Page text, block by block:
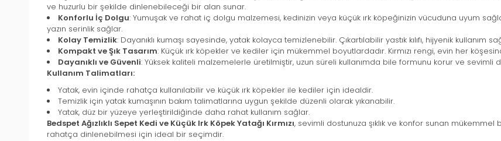
ve huzurlu bir şekilde dinlenebileceği bir alan sunar.
Konforlu İç Dolgu: Yumuşak ve rahat iç dolgu malzemesi, kedinizin veya küçük ırk köpeğinizin vücuduna uyum
yazın serinlik sağlar.
Kolay Temizlik: Dayanıklı kumaşı sayesinde, yatak kolayca temizlenebilir. Çıkartılabilir yastık kılıfı, hijyenik kullanım
Kompakt ve Şık Tasarım: Küçük ırk köpekler ve kediler için mükemmel boyutlardadır. Kırmızı rengi, evin her
Dayanıklı ve Güvenli: Yüksek kaliteli malzemelerle üretilmiştir, uzun süreli kullanımda bile formunu korur ve sevimli
Kullanım Talimatları:
Yatak, evin içinde rahatça kullanılabilir ve küçük ırk köpekler ile kediler için idealdir.
Temizlik için yatak kumaşının bakım talimatlarına uygun şekilde düzenli olarak yıkanabilir.
Yatak, düz bir yüzeye yerleştirildiğinde daha rahat kullanım sağlar.
Bedspet Ağızlıklı Sepet Kedi ve Küçük Irk Köpek Yatağı Kırmızı, sevimli dostunuza şıklık ve konfor sunan
rahatça dinlenebilmesi için ideal bir seçimdir.